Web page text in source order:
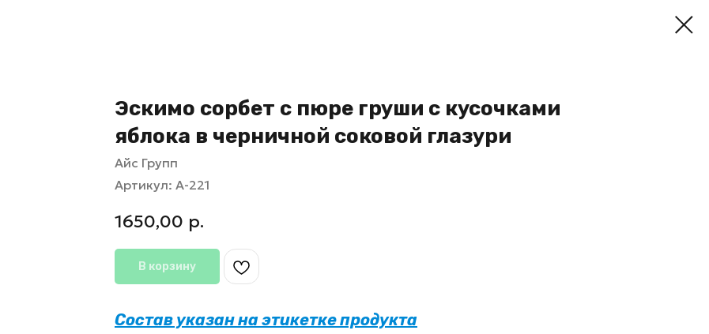
Эскимо сорбет с пюре груши с кусочками
яблока в черничной соковой глазури
Айс Групп
Артикул: А-221
1650,00 р.
В корзину
Состав указан на этикетке продукта